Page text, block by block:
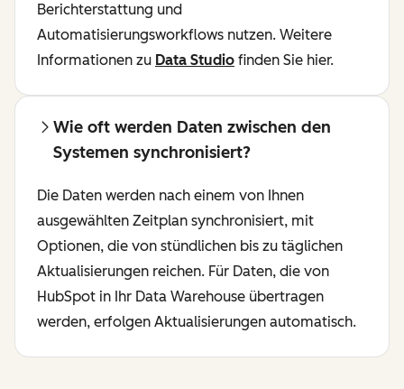
Berichterstattung und
Automatisierungsworkflows nutzen. Weitere
Informationen zu Data Studio finden Sie hier.
Wie oft werden Daten zwischen den
Systemen synchronisiert?
Die Daten werden nach einem von Ihnen
ausgewählten Zeitplan synchronisiert, mit
Optionen, die von stündlichen bis zu täglichen
Aktualisierungen reichen. Für Daten, die von
HubSpot in Ihr Data Warehouse übertragen
werden, erfolgen Aktualisierungen automatisch.